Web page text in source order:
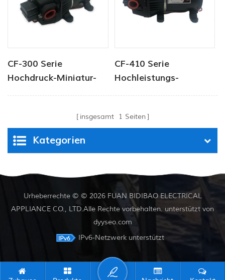
CF-300 Serie
Hochdruck-Miniatur-
CF-410 Serie
Hochleistungs-
insgesamt 1 Seiten
Kategorien
Urheberrechte © © 2026 FUAN BIDIBAO ELECTRICAL
APPLIANCE CO., LTD.Alle Rechte vorbehalten. unterstützt von
dyyseo.com
IPv6-Netzwerk unterstützt